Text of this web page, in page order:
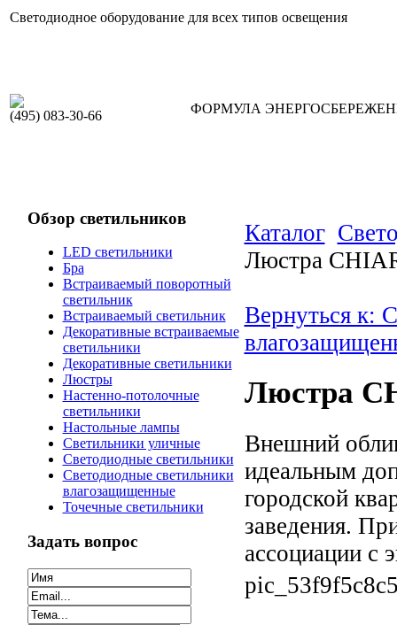
Светодиодное оборудование для всех типов освещения
(495) 083-30-66 ФОРМУЛА
Обзор светильников
LED светильники
Бра
Встраиваемый поворотный
светильник
Встраиваемый светильник
Декоративные встраиваемые
светильники
Декоративные светильники
Люстры
Настенно-потолочные
светильники
Настольные лампы
Светильники уличные
Светодиодные светильники
Светодиодные светильники
влагозащищенные
Точечные светильники
Задать вопрос
Каталог
Люстра
Вернуться к:
Люстра
Внешний
идеальным
городской
заведения.
ассоциации с